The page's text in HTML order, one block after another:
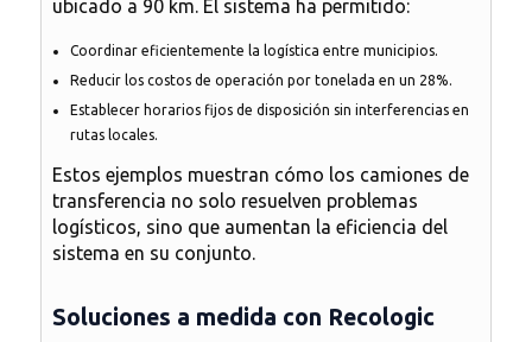
ubicado a 90 km. El sistema ha permitido:
Coordinar eficientemente la logística entre municipios.
Reducir los costos de operación por tonelada en un 28%.
Establecer horarios fijos de disposición sin interferencias en
rutas locales.
Estos ejemplos muestran cómo los camiones de
transferencia no solo resuelven problemas
logísticos, sino que aumentan la eficiencia del
sistema en su conjunto.
Soluciones a medida con Recologic